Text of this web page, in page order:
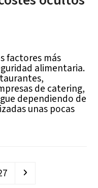
factores más
alimentaria.
de catering,
dependiendo de
unas pocas